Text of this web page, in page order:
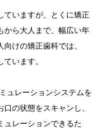
ていますが、とくに矯正
から大人まで、幅広い年
けの矯正歯科では、
います。
ュレーションシステムを
の状態をスキャンし、
ュレーションできるた